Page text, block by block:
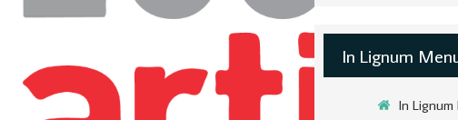
In Lignum
In Lignum